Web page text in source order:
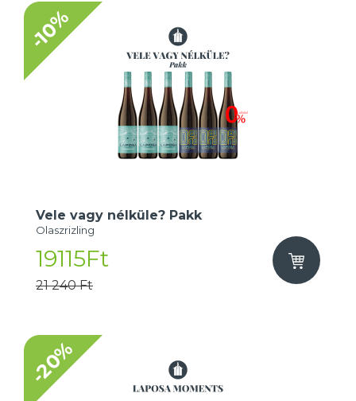
-10%
Vele vagy nélküle? Pakk
Olaszrizling
19115Ft
21 240 Ft
-20%